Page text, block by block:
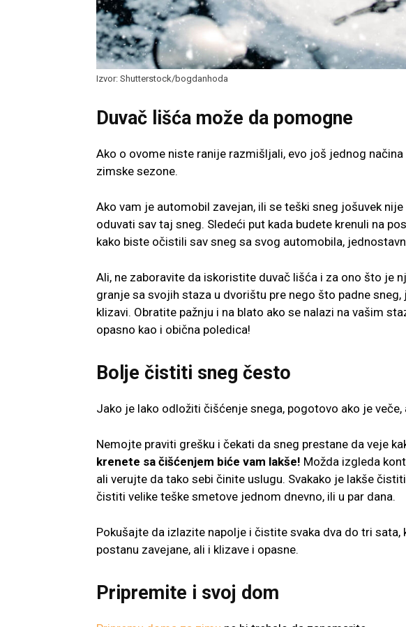
Izvor: Shutterstock/bogdanhoda
Duvač lišća može da pomogne
Ako o ovome niste ranije razmišljali, evo još jednog
zimske sezone.
Ako vam je automobil zavejan, ili se teški sneg jošuvek
oduvati sav taj sneg. Sledeći put kada budete krenuli na
kako biste očistili sav sneg sa svog automobila,
Ali, ne zaboravite da iskoristite duvač lišća i za ono što je
granje sa svojih staza u dvorištu pre nego što padne
klizavi. Obratite pažnju i na blato ako se nalazi na vašim
opasno kao i obična poledica!
Bolje čistiti sneg često
Jako je lako odložiti čišćenje snega, pogotovo ako je
Nemojte praviti grešku i čekati da sneg prestane da veje
krenete sa čišćenjem biće vam lakše! Možda izgleda
ali verujte da tako sebi činite uslugu. Svakako je lakše
čistiti velike teške smetove jednom dnevno, ili u par dana.
Pokušajte da izlazite napolje i čistite svaka dva do tri
postanu zavejane, ali i klizave i opasne.
Pripremite i svoj dom